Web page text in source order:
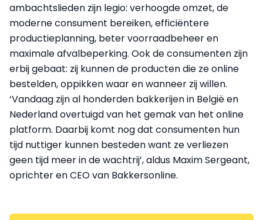
ambachtslieden zijn legio: verhoogde omzet, de
moderne consument bereiken, efficiëntere
productieplanning, beter voorraadbeheer en
maximale afvalbeperking. Ook de consumenten zijn
erbij gebaat: zij kunnen de producten die ze online
bestelden, oppikken waar en wanneer zij willen.
‘Vandaag zijn al honderden bakkerijen in België en
Nederland overtuigd van het gemak van het online
platform. Daarbij komt nog dat consumenten hun
tijd nuttiger kunnen besteden want ze verliezen
geen tijd meer in de wachtrij’, aldus Maxim Sergeant,
oprichter en CEO van Bakkersonline.